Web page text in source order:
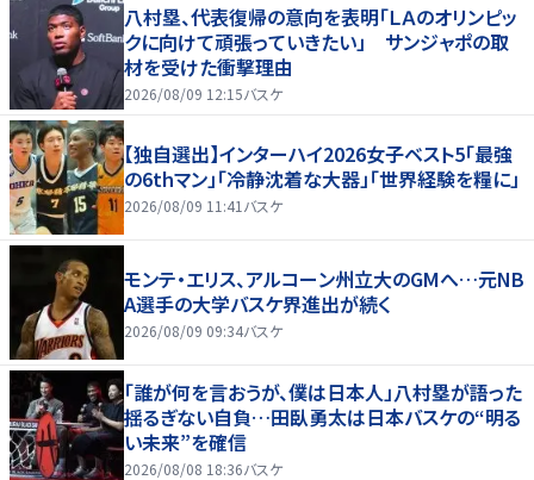
八村塁、代表復帰の意向を表明「ＬＡのオリンピッ
クに向けて頑張っていきたい」 サンジャポの取
材を受けた衝撃理由
2026/08/09 12:15バスケ
【独自選出】インターハイ2026女子ベスト5「最強
の6thマン」「冷静沈着な大器」「世界経験を糧に」
2026/08/09 11:41 バスケ
モンテ・エリス、アルコーン州立大のGMへ…元NB
A選手の大学バスケ界進出が続く
2026/08/09 09:34バスケ
「誰が何を言おうが、僕は日本人」八村塁が語った
揺るぎない自負…田臥勇太は日本バスケの“明る
い未来”を確信
2026/08/08 18:36バスケ